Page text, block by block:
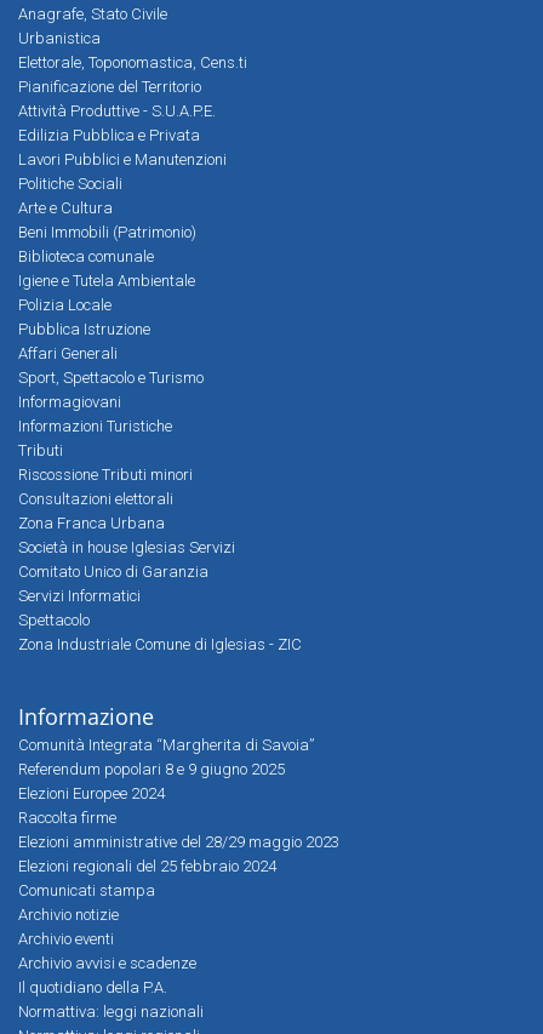
Anagrafe, Stato Civile
Urbanistica
Elettorale, Toponomastica, Cens.ti
Pianificazione del Territorio
Attività Produttive - S.U.A.P.E.
Edilizia Pubblica e Privata
Lavori Pubblici e Manutenzioni
Politiche Sociali
Arte e Cultura
Beni Immobili (Patrimonio)
Biblioteca comunale
Igiene e Tutela Ambientale
Polizia Locale
Pubblica Istruzione
Affari Generali
Sport, Spettacolo e Turismo
Informagiovani
Informazioni Turistiche
Tributi
Riscossione Tributi minori
Consultazioni elettorali
Zona Franca Urbana
Società in house Iglesias Servizi
Comitato Unico di Garanzia
Servizi Informatici
Spettacolo
Zona Industriale Comune di Iglesias - ZIC
Informazione
Comunità Integrata “Margherita di Savoia”
Referendum popolari 8 e 9 giugno 2025
Elezioni Europee 2024
Raccolta firme
Elezioni amministrative del 28/29 maggio 2023
Elezioni regionali del 25 febbraio 2024
Comunicati stampa
Archivio notizie
Archivio eventi
Archivio avvisi e scadenze
Il quotidiano della P.A.
Normattiva: leggi nazionali